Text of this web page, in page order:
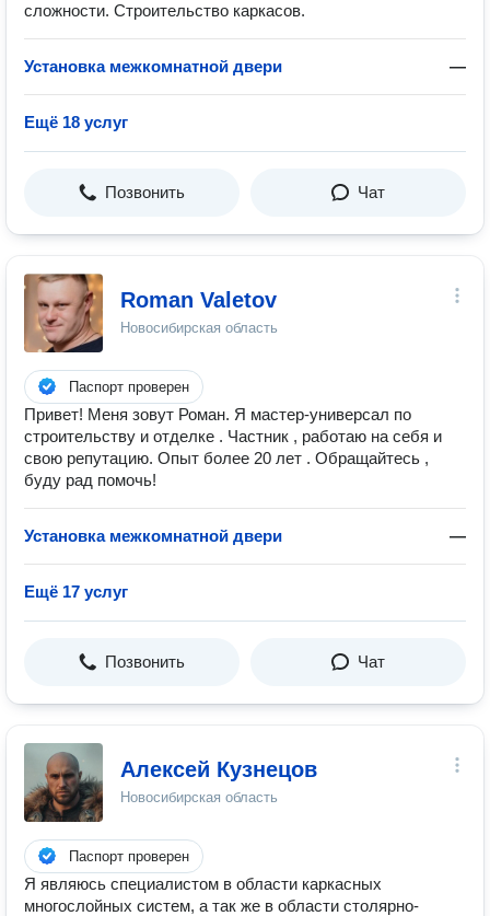
сложности. Строительство каркасов.
Установка межкомнатной двери —
Ещё 18 услуг
Позвонить Чат
Roman Valetov
Новосибирская область
Паспорт проверен
Привeт! Mеня зовут Роман. Я мастер-универсал по
строительству и отделке . Частник , работаю на себя и
свою репутацию. Опыт более 20 лет . Обращайтесь ,
буду рад помочь!
Установка межкомнатной двери —
Ещё 17 услуг
Позвонить Чат
Алексей Кузнецов
Новосибирская область
Паспорт проверен
Я являюсь специалистом в области каркасных
многослойных систем, а так же в области столярно-